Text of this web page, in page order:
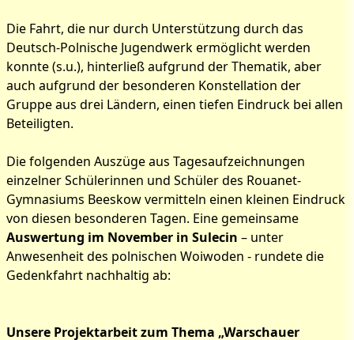
Die Fahrt, die nur durch Unterstützung durch das
Deutsch-Polnische Jugendwerk ermöglicht werden
konnte (s.u.), hinterließ aufgrund der Thematik, aber
auch aufgrund der besonderen Konstellation der
Gruppe aus drei Ländern, einen tiefen Eindruck bei allen
Beteiligten.
Die folgenden Auszüge aus Tagesaufzeichnungen
einzelner Schülerinnen und Schüler des Rouanet-
Gymnasiums Beeskow vermitteln einen kleinen Eindruck
von diesen besonderen Tagen. Eine gemeinsame
Auswertung im November in Sulecin – unter
Anwesenheit des polnischen Woiwoden - rundete die
Gedenkfahrt nachhaltig ab:
Unsere Projektarbeit zum Thema „Warschauer